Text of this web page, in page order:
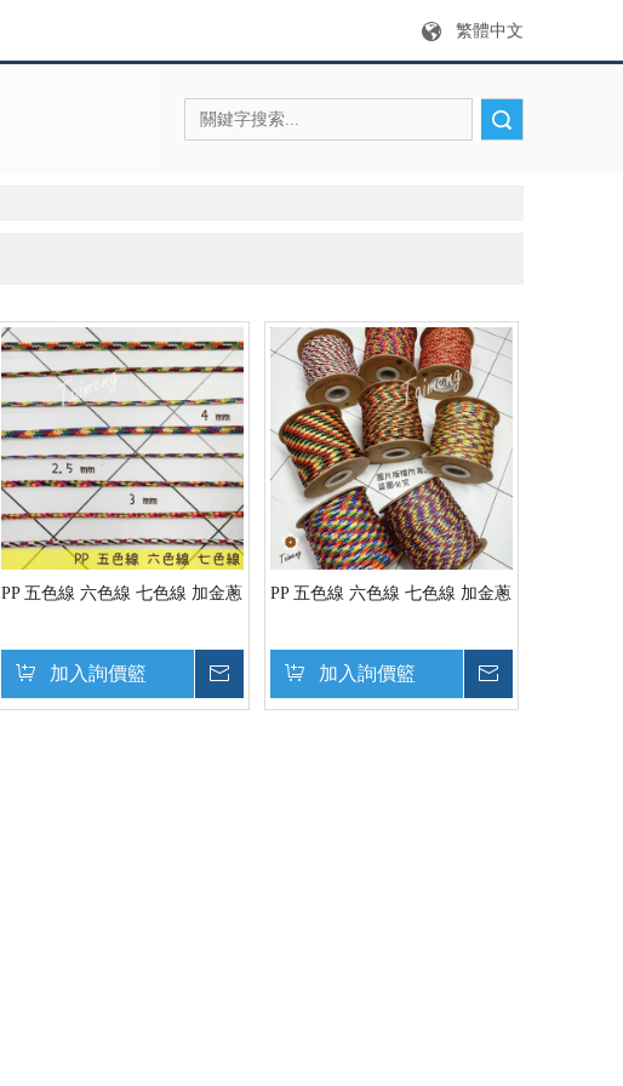
繁體中文
PP 五色線 六色線 七色線 加金蔥
加入詢價籃
PP 五色線 六色線 七色線 加金蔥
加入詢價籃